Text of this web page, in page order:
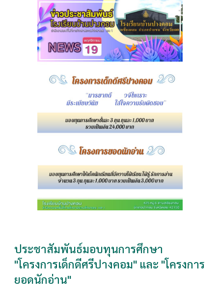
ประชาสัมพันธ์มอบทุนการศึกษา
"โครงการเด็กดีศรีปางคอม" และ "โครงการ
ยอดนักอ่าน"